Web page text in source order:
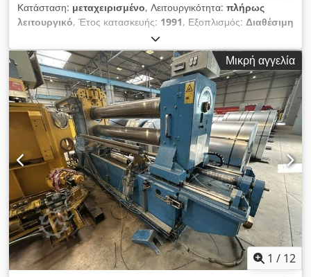
Κατάσταση: μεταχειρισμένο, Λειτουργικότητα: πλήρως
λειτουργικό, Έτος κατασκευής: 1991, Εξοπλισμός: Διαθέσιμη
πινακίδα τύπου, τηλεχειριστήριο ποδιού
Κατασκευαστής: Prinzing Τύπος: KSE 25/10 Έτος κατασκευής
1991 -απαιτείται- Προβολή: 350 mm Για φύλλα έως 2,5 mm
Dsdpfx Abswmqdgsfock Πάχος φύλλου - κενό κοπής 1,00 χιλ.
- 0,05 χιλ. 1,50 χιλ. - 0,10 χιλ. 2,50 χιλ. - 0,15 χιλ. Περιλαμβάνει
επιπλέον ανταλλακτικές λεπίδες όπως φαίνεται. Το μηχάνημα
μπορεί να δοκιμαστεί/επιδειχθεί υπό τάση επί τόπου. Όλες οι
δηλώσεις χωρίς εγγύηση. Υπόκειται σε προηγούμενη πώληση.
Μικρή αγγελία
1 / 12